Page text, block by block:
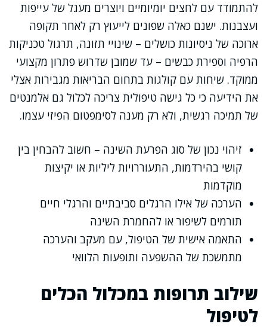
להתמודד עם לחצים יומיומיים ויוצרים מעגל של עייפות
ועצבנות. ישנם כאלה שפונים לייעוץ רק לאחר תקופה
ארוכה של ניסיונות כושלים – שינויי תזונה, תרגול טכניקות
הרפיה וספירת כבשים – עד שמובן שדרוש פתרון מקצועי
ממוקד. שיחות עם קולגות בתחום הבריאות מגבירות אצלי
את הידיעה כי כל גישה טיפולית צריכה לכלול גם אלמנטים
של תמיכה רגשית, ולא רק מענה לסימפטום הפיזי עצמו.
זיהוי נכון של סוג הפרעת השינה – חשוב להבחין בין
קושי בהירדמות, התעוררויות ליליות או יקיצות
מוקדמות
הערכה של אילו הרגלים סביבתיים והרגלי חיים
תורמים לשיפור או להחמרת השינה
התאמה אישית של הטיפול, עם מעקב והערכה
מתמשכת של ההשפעה ותופעות הלוואי
שילוב תרופות במכלול הכלים
לטיפול